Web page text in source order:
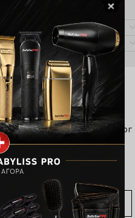
Farcom Seri Σαμπουάν Color
Shield 300ml
€7,70
ΠΡΟΣΘΉΚΗ ΣΤΟ ΚΑΛΆΘΙ
SERI Color Shield Σαμπουάν